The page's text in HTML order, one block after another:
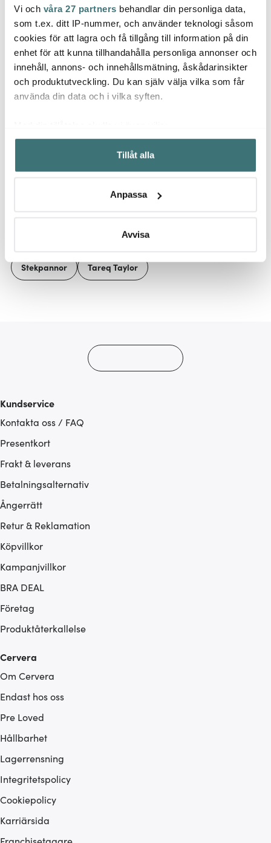
Vi och våra 27 partners behandlar din personliga data,
som t.ex. ditt IP-nummer, och använder teknologi såsom
cookies för att lagra och få tillgång till information på din
enhet för att kunna tillhandahålla personliga annonser och
innehåll, annons- och innehållsmätning, åskådarinsikter
och produktutveckling. Du kan själv välja vilka som får
använda din data och i vilka syften.
Samla in information om din geografiska plats som
kan ha en noggrannhet på upp till flera meter
Identifiera din enhet genom att aktivt skanna den för
Ta reda på mer om hur dina personliga uppgifter
Du kan ändra eller dra tillbaka ditt samtycke när som
Vi använder cookies för att innehållet och annonserna
Tillåt alla
Anpassa
Avvisa
Gastromax
BIO stekspade
perforerad 31 cm grå
69 kr
I lager
Caspari
Plate servett 33x33 cm
20-pack blå/grön
59 kr
I lager
Stål
169
Låt dig inspireras av våra kunder
Stekpannor Tareq Taylor
Kundservice
Kontakta oss / FAQ
Presentkort
Frakt & leverans
Betalningsalternativ
Ångerrätt
Retur & Reklamation
Köpvillkor
Kampanjvillkor
BRA DEAL
Företag
Produktåterkallelse
Cervera
Om Cervera
Endast hos oss
Pre Loved
Hållbarhet
Lagerrensning
Integritetspolicy
Cookiepolicy
Karriärsida